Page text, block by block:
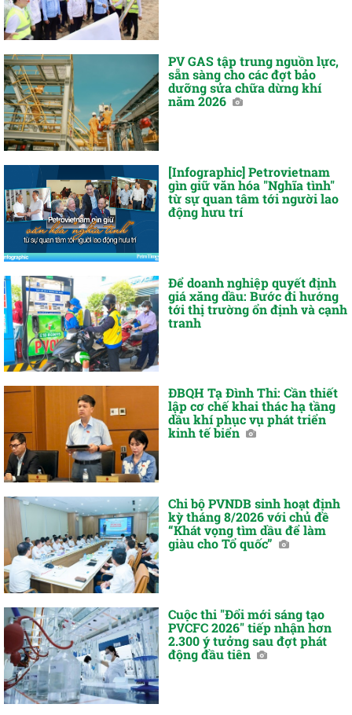
PV GAS tập trung nguồn lực,
sẵn sàng cho các đợt bảo
dưỡng sửa chữa dừng khí
năm 2026
[Infographic] Petrovietnam
gìn giữ văn hóa "Nghĩa tình"
từ sự quan tâm tới người lao
động hưu trí
Để doanh nghiệp quyết định
giá xăng dầu: Bước đi hướng
tới thị trường ổn định và cạnh
tranh
ĐBQH Tạ Đình Thi: Cần thiết
lập cơ chế khai thác hạ tầng
dầu khí phục vụ phát triển
kinh tế biển
Chi bộ PVNDB sinh hoạt định
kỳ tháng 8/2026 với chủ đề
“Khát vọng tìm dầu để làm
giàu cho Tổ quốc”
Cuộc thi "Đổi mới sáng tạo
PVCFC 2026" tiếp nhận hơn
2.300 ý tưởng sau đợt phát
động đầu tiên